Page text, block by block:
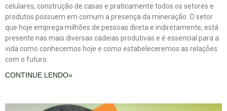
celulares, construção de casas e praticamente todos os setores e
produtos possuem em comum a presença da mineração. O setor
que hoje emprega milhões de pessoas direta e indiretamente, está
presente nas mais diversas cadeias produtivas e é essencial para a
vida como conhecemos hoje e como estabeleceremos as relações
com o futuro.
CONTINUE LENDO»